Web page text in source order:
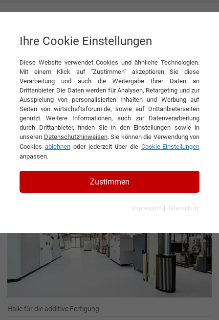
toolcraft AG
Interview toolcraft AG
DIESEN ARTIKEL EMPFEHLEN
„Nachhaltig investieren,
nachhaltig verhalten“
Interview mit Christoph Hauck, Vorstand
Technologie und Vertrieb der toolcraft AG
Halle für die additive Fertigung
Ihre Cookie Einstellungen
Diese Website verwendet Cookies und ähnliche Technologien.
Mit einem Klick auf "Zustimmen" akzeptieren Sie diese
Verarbeitung und auch die Weitergabe Ihrer Daten an
Drittanbieter. Die Daten werden für Analysen, Retargeting und zur
Ausspielung von personalisierten Inhalten und Werbung auf
Seiten von wirtschaftsforum.de, sowie auf Drittanbieterseiten
genutzt. Weitere Informationen, auch zur Datenverarbeitung
durch Drittanbieter, finden Sie in den Einstellungen sowie in
unseren Datenschutzhinweisen. Sie können die Verwendung von
Cookies ablehnen oder jederzeit über die Cookie-Einstellungen
anpassen.
Zustimmen
Impressum | Datenschutz